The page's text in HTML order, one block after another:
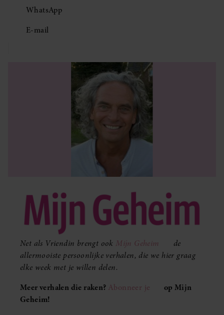
WhatsApp
E-mail
Net als Vriendin brengt ook Mijn Geheim
de
allermooiste persoonlijke verhalen, die we hier graag
elke week met je willen delen.
Meer verhalen die raken? Abonneer je
op Mijn
Geheim!